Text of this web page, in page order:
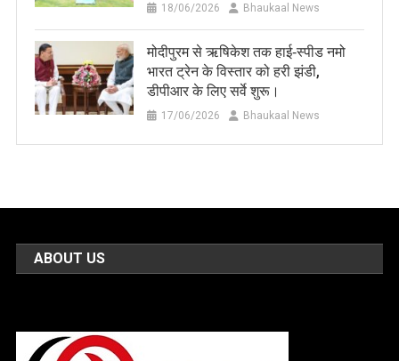
18/06/2026 Bhaukaal News
मोदीपुरम से ऋषिकेश तक हाई‑स्पीड नमो
भारत ट्रेन के विस्तार को हरी झंडी,
डीपीआर के लिए सर्वे शुरू।
17/06/2026 Bhaukaal News
ABOUT US